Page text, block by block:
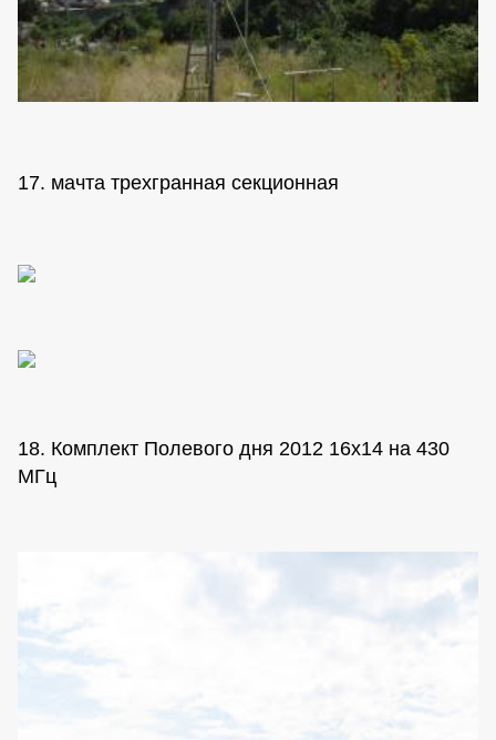
17. мачта трехгранная секционная
18. Комплект Полевого дня 2012 16х14 на 430
МГц